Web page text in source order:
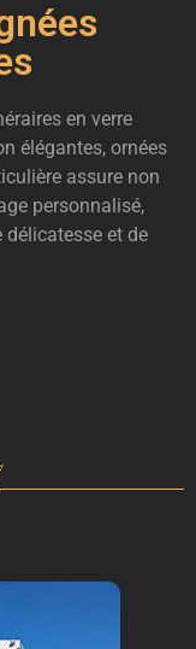
en verre
élégantes, ornées
assure non
personnalisé,
et de